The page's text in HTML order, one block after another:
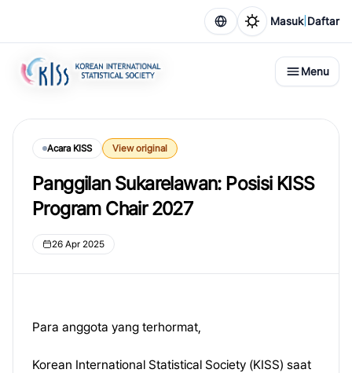
Masuk| Daftar
Menu
Acara KISS View original
Panggilan Sukarelawan: Posisi KISS
Program Chair 2027
26 Apr 2025
Para anggota yang terhormat,
Korean International Statistical Society (KISS) saat